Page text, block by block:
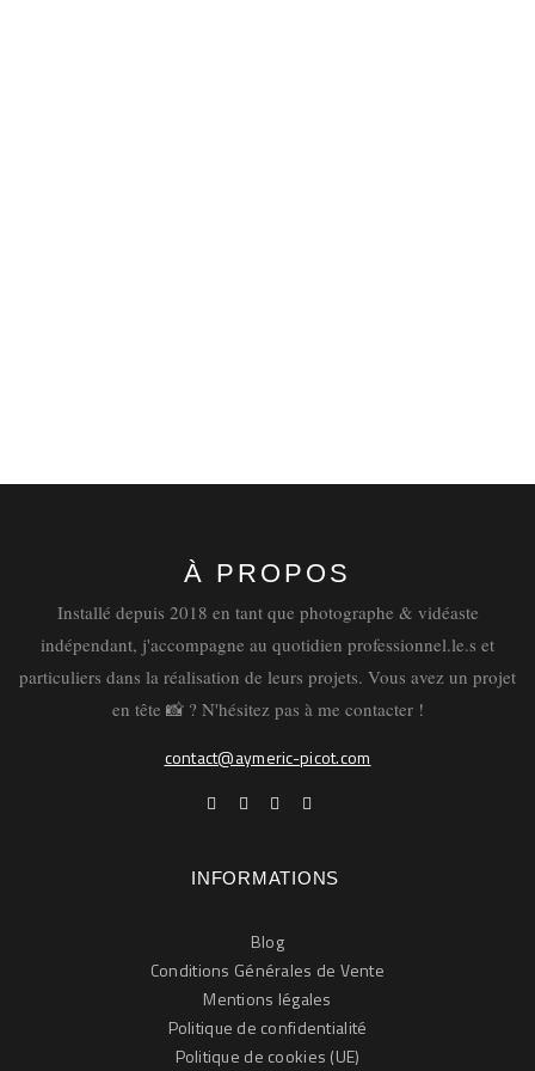
COUPLE : Série photo
parAymeric Picot Couple Photographie
14
février 2022
que je fais en Normandie. Si vous connaissez un peu
le travail que je fais en tant que photographe
Normandie, vous n’êtes plus sans savoir que j’adore
possible. Évidemment, j’aime parfois …
À PROPOS
Installé depuis 2018 en tant que photographe & vidéaste
indépendant, j'accompagne au quotidien professionnel.le.s et
particuliers dans la réalisation de leurs projets. Vous avez un projet
en tête 📸 ? N'hésitez pas à me contacter !
contact@aymeric-picot.com
INFORMATIONS
Blog
Conditions Générales de Vente
Mentions légales
Politique de confidentialité
Politique de cookies (UE)